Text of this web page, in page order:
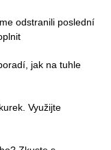
odstranili poslední
jak na tuhle
Využijte